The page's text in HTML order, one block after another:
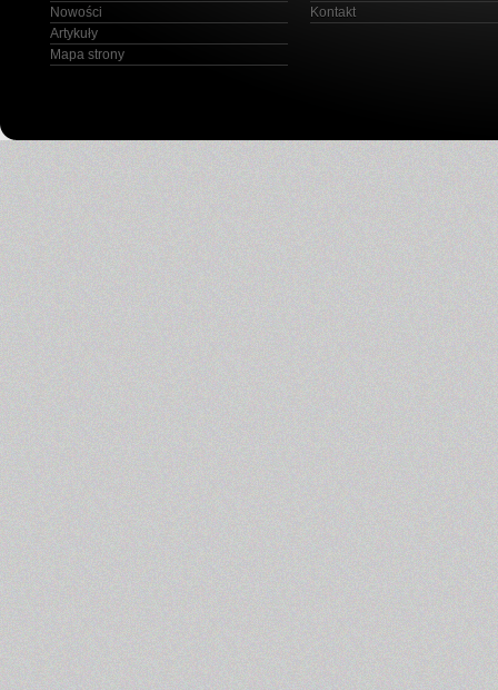
Nowości
Artykuły
Mapa strony
Kontakt